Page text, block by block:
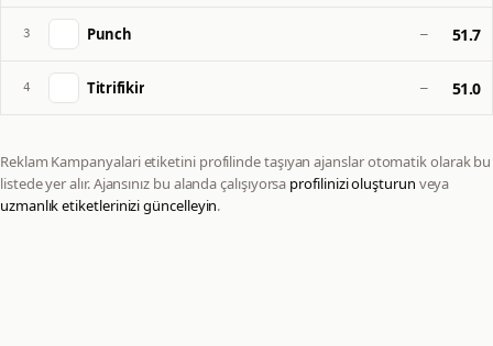
3 Punch — 51.7
4 Titrifikir — 51.0
Reklam Kampanyalarietiketini profilinde taşıyan ajanslar otomatik olarak bu
listede yer alır. Ajansınız bu alanda çalışıyorsa profilinizi oluşturun veya
uzmanlık etiketlerinizi güncelleyin.